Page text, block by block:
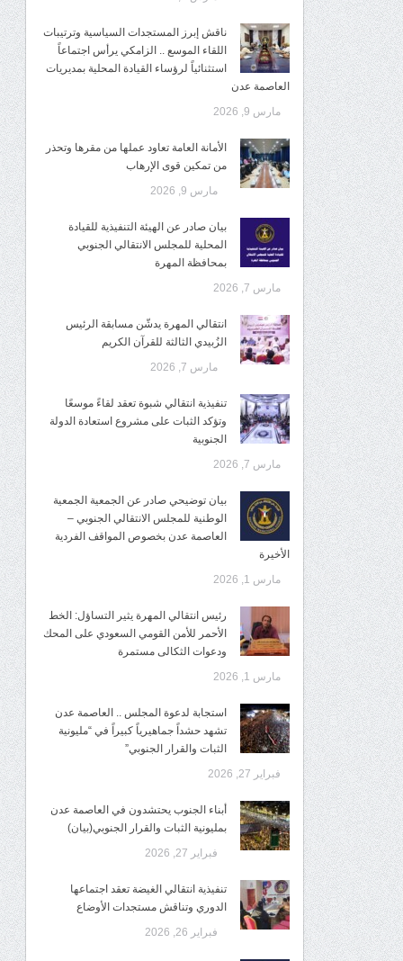
ناقش إبرز المستجدات السياسية وترتيبات
اللقاء الموسع .. الزامكي يرأس اجتماعاً
استثنائياً لرؤساء القيادة المحلية بمديريات
العاصمة عدن
مارس 9, 2026
الأمانة العامة تعاود عملها من مقرها وتحذر
من تمكين قوى الإرهاب
مارس 9, 2026
بيان صادر عن الهيئة التنفيذية للقيادة
المحلية للمجلس الانتقالي الجنوبي
بمحافظة المهرة
مارس 7, 2026
انتقالي المهرة يدشّن مسابقة الرئيس
الزُبيدي الثالثة للقرآن الكريم
مارس 7, 2026
تنفيذية انتقالي شبوة تعقد لقاءً موسعًا
وتؤكد الثبات على مشروع استعادة الدولة
الجنوبية
مارس 7, 2026
بيان توضيحي صادر عن الجمعية الجمعية
الوطنية للمجلس الانتقالي الجنوبي –
العاصمة عدن بخصوص المواقف الفردية
الأخيرة
مارس 1, 2026
رئيس انتقالي المهرة يثير التساؤل: الخط
الأحمر للأمن القومي السعودي على المحك
ودعوات الثكالى مستمرة
مارس 1, 2026
استجابة لدعوة المجلس .. العاصمة عدن
تشهد حشداً جماهيرياً كبيراً في “مليونية
الثبات والقرار الجنوبي”
فبراير 27, 2026
أبناء الجنوب يحتشدون في العاصمة عدن
بمليونية الثبات والقرار الجنوبي(بيان)
فبراير 27, 2026
تنفيذية انتقالي الغيضة تعقد اجتماعها
الدوري وتناقش مستجدات الأوضاع
فبراير 26, 2026